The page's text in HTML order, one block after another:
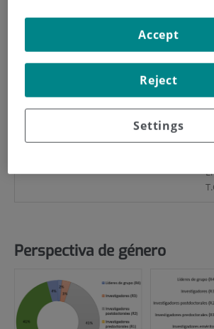
Perspectiva de género
Settings
Reject
Accept